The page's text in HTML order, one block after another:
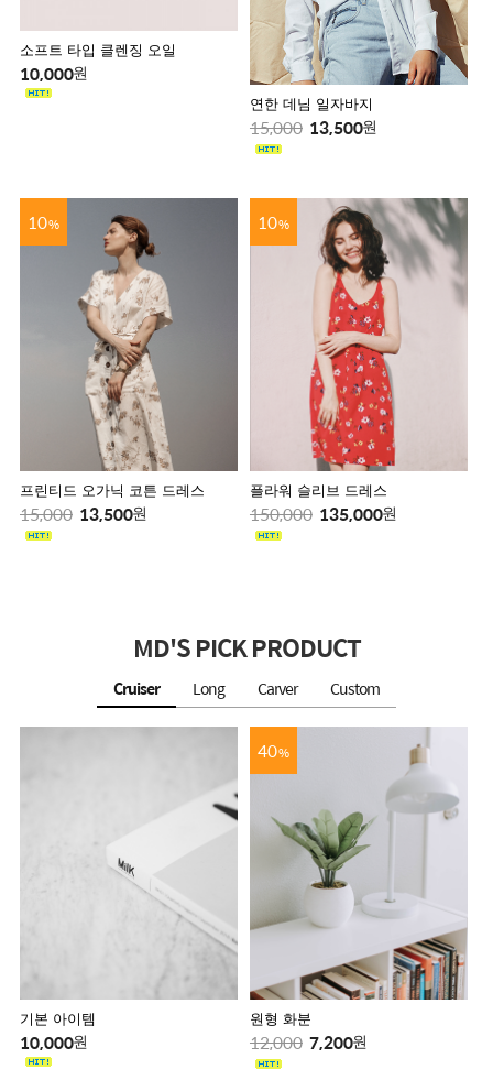
소프트 타입 클렌징 오일
10,000원
연한 데님 일자바지
15,000 13,500원
10%
프린티드 오가닉 코튼 드레스
15,000 13,500원
10%
플라워 슬리브 드레스
150,000 135,000원
MD'S PICK PRODUCT
Cruiser Long Carver Custom
기본 아이템
10,000원
40%
원형 화분
12,000 7,200원